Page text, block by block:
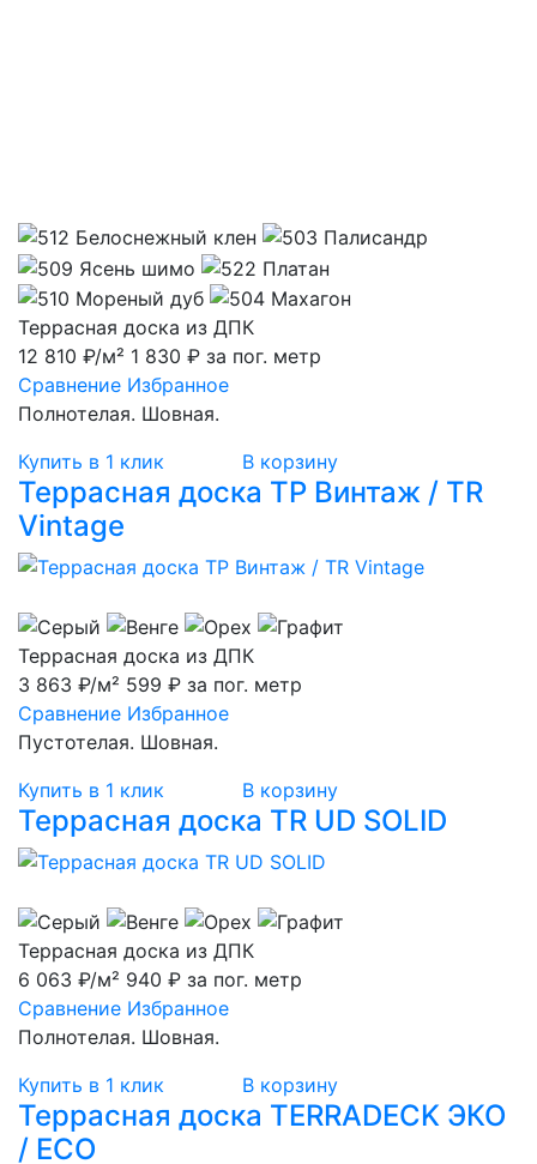
Террасная доска из ДПК
12 810 ₽/м² 1 830 ₽ за пог. метр
Сравнение Избранное
Полнотелая. Шовная.
Купить в 1 клик
В корзину
Террасная доска ТР Винтаж / TR
Vintage
Террасная доска из ДПК
3 863 ₽/м² 599 ₽ за пог. метр
Сравнение Избранное
Пустотелая. Шовная.
Купить в 1 клик
В корзину
Террасная доска TR UD SOLID
Террасная доска из ДПК
6 063 ₽/м² 940 ₽ за пог. метр
Сравнение Избранное
Полнотелая. Шовная.
Купить в 1 клик
В корзину
Террасная доска TERRADECK ЭКО
/ ECO